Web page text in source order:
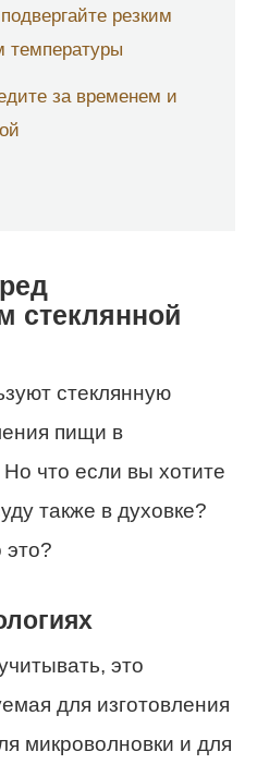
резким
температуры
за временем и
стеклянной
стеклянную
пищи в
что если вы хотите
также в духовке?
это?
это
для изготовления
микроволновки и для